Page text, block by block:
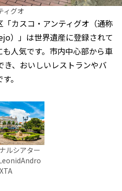
ィグオ
カスコ・アンティグオ（通称
）」は世界遺産に登録されて
人気です。市内中心部から車
、おいしいレストランやバ
。
ルシアター